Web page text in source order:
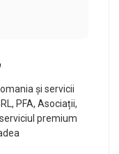
și servicii
PFA, Asociații,
premium